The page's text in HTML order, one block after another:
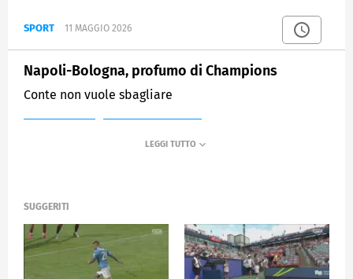
SPORT 11 MAGGIO 2026
Napoli-Bologna, profumo di Champions
Conte non vuole sbagliare
SUGGERITI